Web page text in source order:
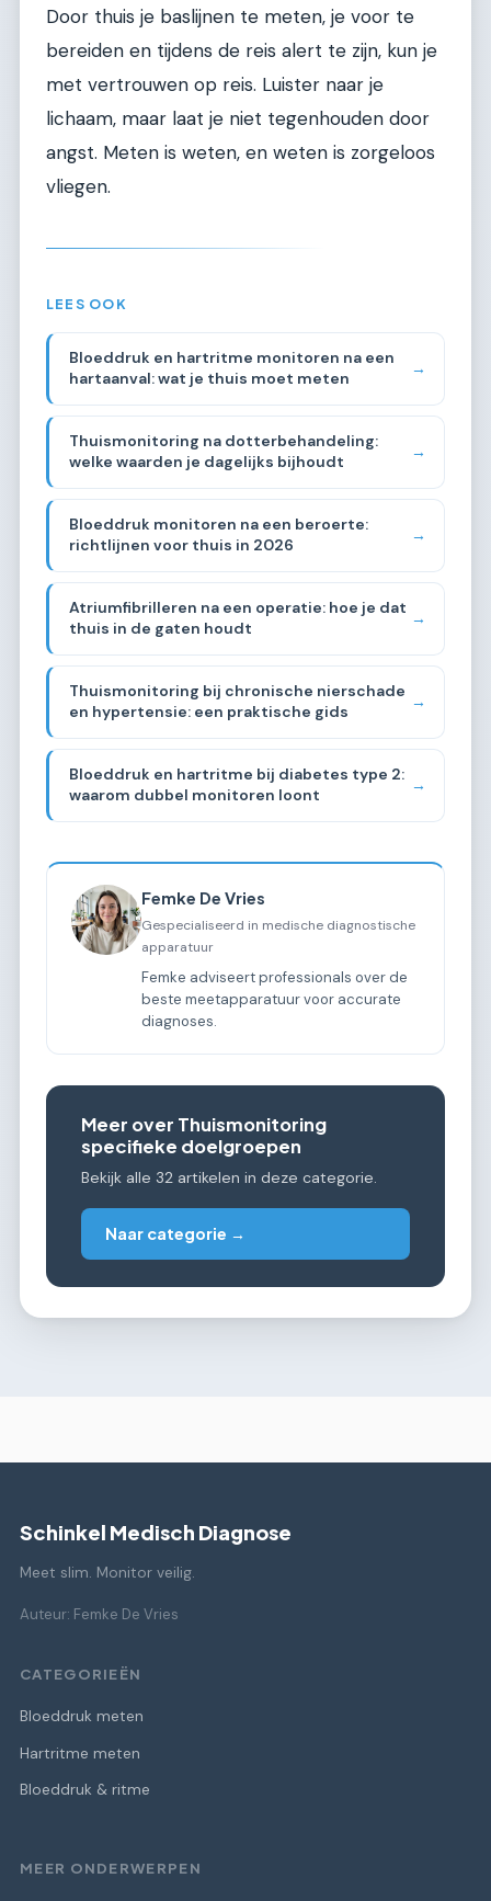
Door thuis je baslijnen te meten, je voor te
bereiden en tijdens de reis alert te zijn, kun je
met vertrouwen op reis. Luister naar je
lichaam, maar laat je niet tegenhouden door
angst. Meten is weten, en weten is zorgeloos
vliegen.
LEES OOK
Bloeddruk en hartritme monitoren na een
hartaanval: wat je thuis moet meten
→
Thuismonitoring na dotterbehandeling:
welke waarden je dagelijks bijhoudt
→
Bloeddruk monitoren na een beroerte:
richtlijnen voor thuis in 2026
→
Atriumfibrilleren na een operatie: hoe je dat
thuis in de gaten houdt
→
Thuismonitoring bij chronische nierschade
en hypertensie: een praktische gids
→
Bloeddruk en hartritme bij diabetes type 2:
waarom dubbel monitoren loont
→
Femke De Vries
Gespecialiseerd in medische diagnostische
apparatuur
Femke adviseert professionals over de
beste meetapparatuur voor accurate
diagnoses.
Meer over Thuismonitoring
specifieke doelgroepen
Bekijk alle 32 artikelen in deze categorie.
Naar categorie →
Schinkel Medisch Diagnose
Meet slim. Monitor veilig.
Auteur: Femke De Vries
CATEGORIEËN
Bloeddruk meten
Hartritme meten
Bloeddruk & ritme
MEER ONDERWERPEN